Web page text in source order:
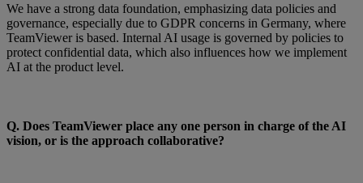
We have a strong data foundation, emphasizing data policies and
governance, especially due to GDPR concerns in Germany, where
TeamViewer is based. Internal AI usage is governed by policies to
protect confidential data, which also influences how we implement
AI at the product level.
Q. Does TeamViewer place any one person in charge of the AI
vision, or is the approach collaborative?